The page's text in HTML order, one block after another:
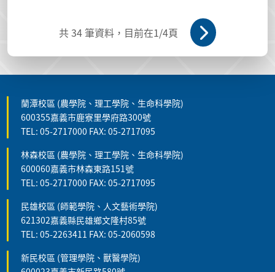
共34 筆資料，目前在1/4頁
蘭潭校區 (農學院、理工學院、生命科學院)
600355嘉義市鹿寮里學府路300號
TEL: 05-2717000 FAX: 05-2717095
林森校區 (農學院、理工學院、生命科學院)
600060嘉義市林森東路151號
TEL: 05-2717000 FAX: 05-2717095
民雄校區 (師範學院、人文藝術學院)
621302嘉義縣民雄鄉文隆村85號
TEL: 05-2263411 FAX: 05-2060598
新民校區 (管理學院、獸醫學院)